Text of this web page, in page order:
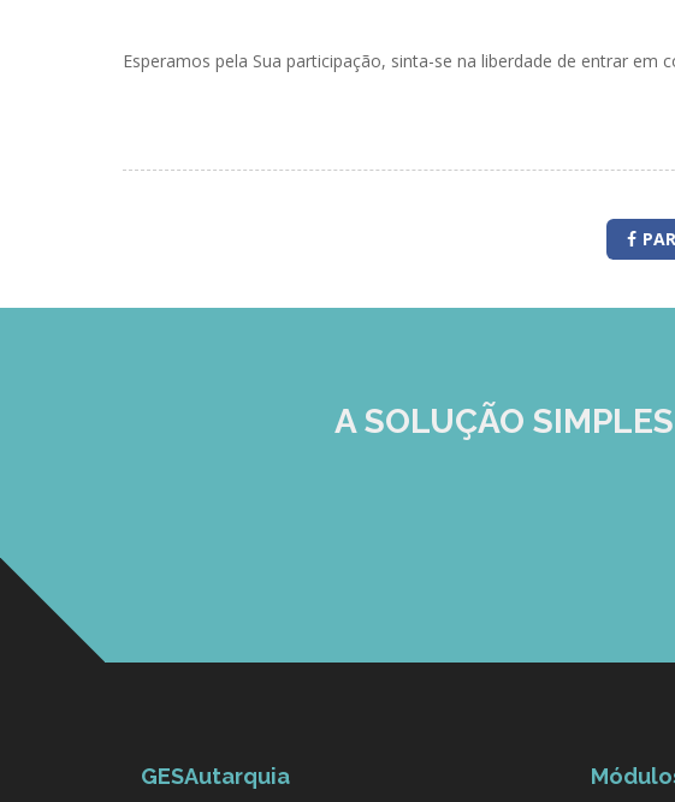
Esperamos pela Sua participação, sinta-se na liberdade de entrar em
A SOLUÇÃO SIMPLES
GESAutarquia